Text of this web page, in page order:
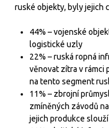
ruské objekty, byly jejich
44% – vojenské
logistické uzly
22% – ruská ropná
věnovat zítra v rámci
na tento segment
11% – zbrojní
zmíněných závodů
jejich produkce